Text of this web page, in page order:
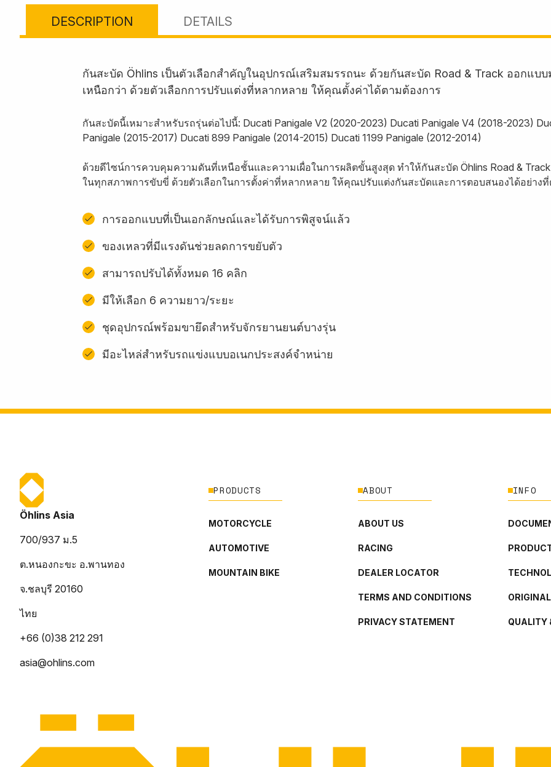
DESCRIPTION DETAILS
กันสะบัด Öhlins เป็นตัวเลือกสำคัญในอุปกรณ์เสริมสมรรถนะ ด้วยกันสะบัด Road & Track ออกแบ
เหนือกว่า ด้วยตัวเลือกการปรับแต่งที่หลากหลาย ให้คุณตั้งค่าได้ตามต้องการ
กันสะบัดนี้เหมาะสำหรับรถรุ่นต่อไปนี้: Ducati Panigale V2 (2020-2023) Ducati Panigale V4 (2018-2023)
Panigale (2015-2017) Ducati 899 Panigale (2014-2015) Ducati 1199 Panigale (2012-2014)
ด้วยดีไซน์การควบคุมความดันที่เหนือชั้นและความเผื่อในการผลิตขั้นสูงสุด ทำให้กันสะบัด Öhlins Road &
ในทุกสภาพการขับขี่ ด้วยตัวเลือกในการตั้งค่าที่หลากหลาย ให้คุณปรับแต่งกันสะบัดและการตอบสนองได้อย่างที่
การออกแบบที่เป็นเอกลักษณ์และได้รับการพิสูจน์แล้ว
ของเหลวที่มีแรงดันช่วยลดการขยับตัว
สามารถปรับได้ทั้งหมด 16 คลิก
มีให้เลือก 6 ความยาว/ระยะ
ชุดอุปกรณ์พร้อมขายึดสําหรับจักรยานยนต์บางรุ่น
มีอะไหล่สำหรับรถแข่งแบบอเนกประสงค์จำหน่าย
Öhlins Asia
700/937 ม.5
ต.หนองกะขะ อ.พานทอง
จ.ชลบุรี 20160
ไทย
+66 (0)38 212 291
asia@ohlins.com
PRODUCTS
MOTORCYCLE
AUTOMOTIVE
MOUNTAIN BIKE
ABOUT
ABOUT US
RACING
DEALER LOCATOR
TERMS AND CONDITIONS
PRIVACY STATEMENT
INFO
QUALITY